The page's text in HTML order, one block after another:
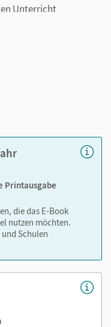
Unterricht
das Lehren und
Printausgabe
die das E-Book
nutzen möchten.
Schulen